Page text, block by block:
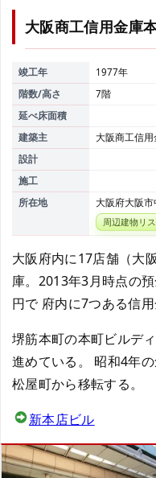
大阪商工信用金庫
竣工年
1977年
階数/高さ
7階
延べ床面積
建築主
大阪商工信用
設計
施工
所在地
大阪府大阪
周辺建物リ
大阪府内に17店舗（大
庫。2013年3月時点の
円で 府内に7つある信用
堺筋本町の本町ビルデ
進めている。 昭和4年
松屋町から移転する。
新本店ビル